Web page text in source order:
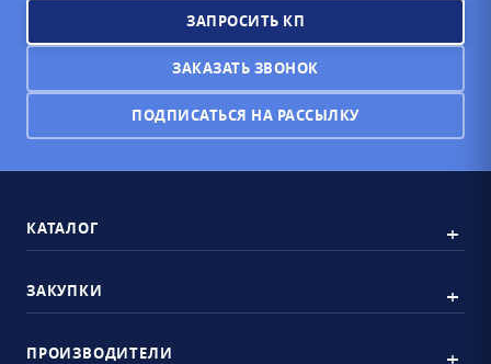
ЗАПРОСИТЬ КП
ЗАКАЗАТЬ ЗВОНОК
ПОДПИСАТЬСЯ НА РАССЫЛКУ
КАТАЛОГ
ЗАКУПКИ
ПРОИЗВОДИТЕЛИ